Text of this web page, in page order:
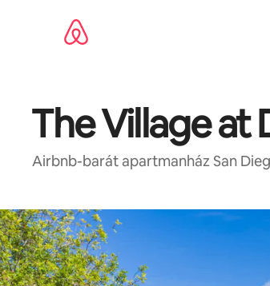
The Village at
Airbnb-barát apartmanház San